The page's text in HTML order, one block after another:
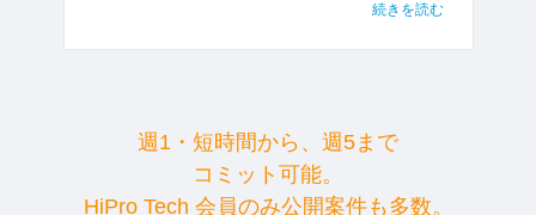
続きを読む
週1・短時間から、週5まで
コミット可能。
HiPro Tech 会員のみ公開案件も多数。